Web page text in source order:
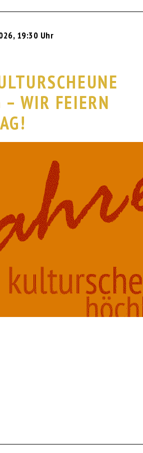
, 19:30 Uhr
– WIR FEIERN